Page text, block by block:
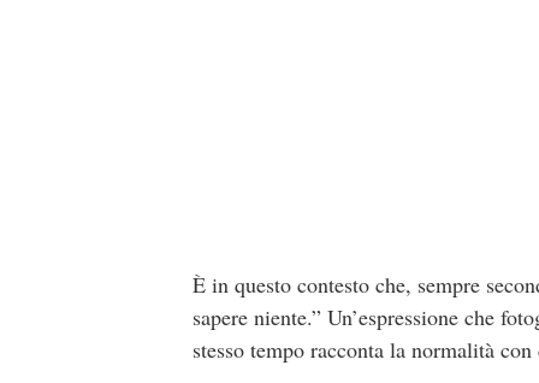
È in questo contesto che, sempre
sapere niente.” Un’espressione che
stesso tempo racconta la normalità